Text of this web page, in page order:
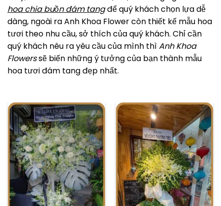
hoa chia buồn đám tangđể quý khách chọn lựa dễ
dàng, ngoài ra Anh Khoa Flower còn thiết kế mẫu hoa
tươi theo nhu cầu, sở thích của quý khách. Chỉ cần
quý khách nêu ra yêu cầu của mình thìAnh Khoa
Flowerssẽ biến những ý tưởng của bạn thành mẫu
hoa tươi đám tang đẹp nhất.